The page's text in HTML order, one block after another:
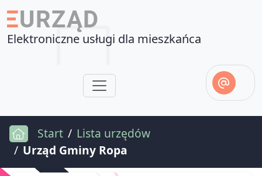
Elektroniczne usługi dla mieszkańca
Start
Lista urzędów
Urząd Gminy Ropa